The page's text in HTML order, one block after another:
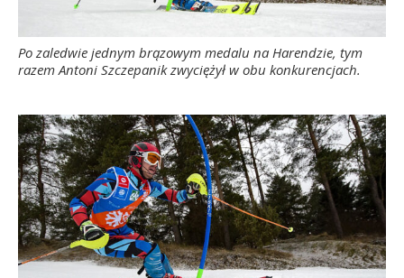
Po zaledwie jednym brązowym medalu na Harendzie, tym
razem Antoni Szczepanik zwyciężył w obu konkurencjach.